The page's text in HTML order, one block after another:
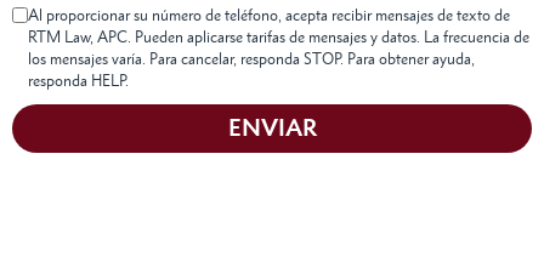
Al proporcionar su número de teléfono, acepta recibir mensajes de texto de
RTM Law, APC. Pueden aplicarse tarifas de mensajes y datos. La frecuencia de
los mensajes varía. Para cancelar, responda STOP. Para obtener ayuda,
responda HELP.
ENVIAR